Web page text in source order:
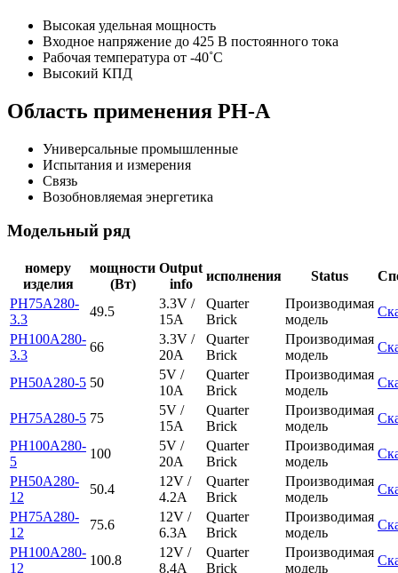
Высокая удельная мощность
Входное напряжение до 425 В постоянного тока
Рабочая температура от -40˚C
Высокий КПД
Область применения PH-A
Универсальные промышленные
Испытания и измерения
Связь
Возобновляемая энергетика
Модельный ряд
номеру
изделия
мощности
(Вт)
Output
info
исполнения Status
PH75A280-
3.3
49.5
3.3V /
15A
Quarter
Brick
Производимая
модель
PH100A280-
3.3
66
3.3V /
20A
Quarter
Brick
Производимая
модель
PH50A280-5 50
5V /
10A
Quarter
Brick
Производимая
модель
PH75A280-5 75
5V /
15A
Quarter
Brick
Производимая
модель
PH100A280-
5
100
5V /
20A
Quarter
Brick
Производимая
модель
PH50A280-
12
50.4
12V /
4.2A
Quarter
Brick
Производимая
модель
PH75A280-
12
75.6
12V /
6.3A
Quarter
Brick
Производимая
модель
PH100A280-
12
100.8
12V /
8.4A
Quarter
Brick
Производимая
модель